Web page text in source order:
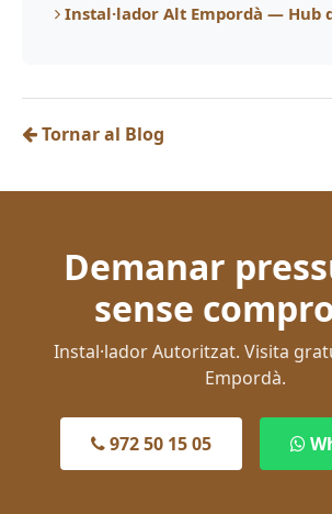
Instal·lador Alt Empordà — Hub
Tornar al Blog
Demanar
sense
Instal·lador Autoritzat. Visita
Empordà.
972 50 15 05